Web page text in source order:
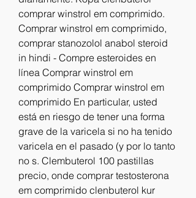
comprar winstrol em comprimido.
Comprar winstrol em comprimido,
comprar stanozolol anabol steroid
in hindi - Compre esteroides en
línea Comprar winstrol em
comprimido Comprar winstrol em
comprimido En particular, usted
está en riesgo de tener una forma
grave de la varicela si no ha tenido
varicela en el pasado (y por lo tanto
no s. Clembuterol 100 pastillas
precio, onde comprar testosterona
em comprimido clenbuterol kur